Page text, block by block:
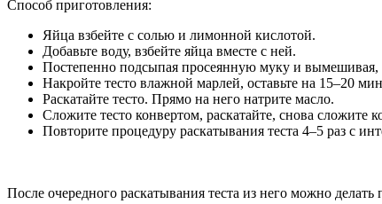
Способ приготовления:
Яйца взбейте с солью и лимонной кислотой.
Добавьте воду, взбейте яйца вместе с ней.
Постепенно подсыпая просеянную муку и вымешивая,
Накройте тесто влажной марлей, оставьте на 15–20
Раскатайте тесто. Прямо на него натрите масло.
Сложите тесто конвертом, раскатайте, снова сложите
Повторите процедуру раскатывания теста 4–5 раз с
После очередного раскатывания теста из него можно делать